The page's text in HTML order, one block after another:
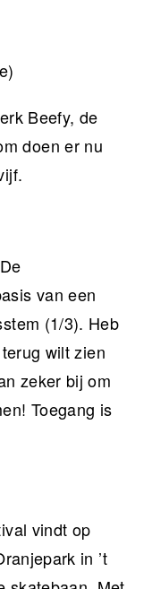
Beefy, de
doen er nu
van een
(1/3). Heb
wilt zien
zeker bij om
Toegang is
vindt op
in ’t